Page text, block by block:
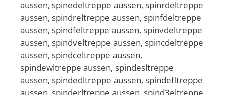
aussen, spinedeltreppe aussen, spinrdeltreppe
aussen, spindreltreppe aussen, spinfdeltreppe
aussen, spindfeltreppe aussen, spinvdeltreppe
aussen, spindveltreppe aussen, spincdeltreppe
aussen, spindceltreppe aussen,
spindewltreppe aussen, spindesltreppe
aussen, spindedltreppe aussen, spindefltreppe